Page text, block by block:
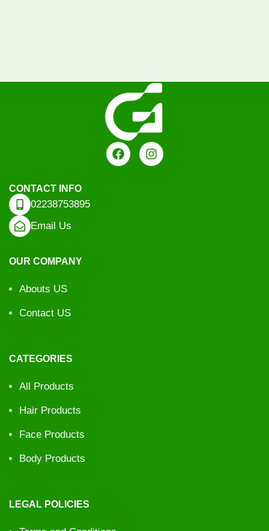
CONTACT INFO
02238753895
Email Us
OUR COMPANY
Abouts US
Contact US
CATEGORIES
All Products
Hair Products
Face Products
Body Products
LEGAL POLICIES